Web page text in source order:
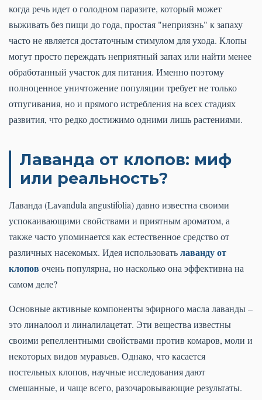
когда речь идет о голодном паразите, который может
выживать без пищи до года, простая "неприязнь" к запаху
часто не является достаточным стимулом для ухода. Клопы
могут просто переждать неприятный запах или найти менее
обработанный участок для питания. Именно поэтому
полноценное уничтожение популяции требует не только
отпугивания, но и прямого истребления на всех стадиях
развития, что редко достижимо одними лишь растениями.
Лаванда от клопов: миф
или реальность?
Лаванда (Lavandula angustifolia) давно известна своими
успокаивающими свойствами и приятным ароматом, а
также часто упоминается как естественное средство от
различных насекомых. Идея использоватьлаванду от
клопов очень популярна, но насколько она эффективна на
самом деле?
Основные активные компоненты эфирного масла лаванды –
это линалоол и линалилацетат. Эти вещества известны
своими репеллентными свойствами против комаров, моли и
некоторых видов муравьев. Однако, что касается
постельных клопов, научные исследования дают
смешанные, и чаще всего, разочаровывающие результаты.